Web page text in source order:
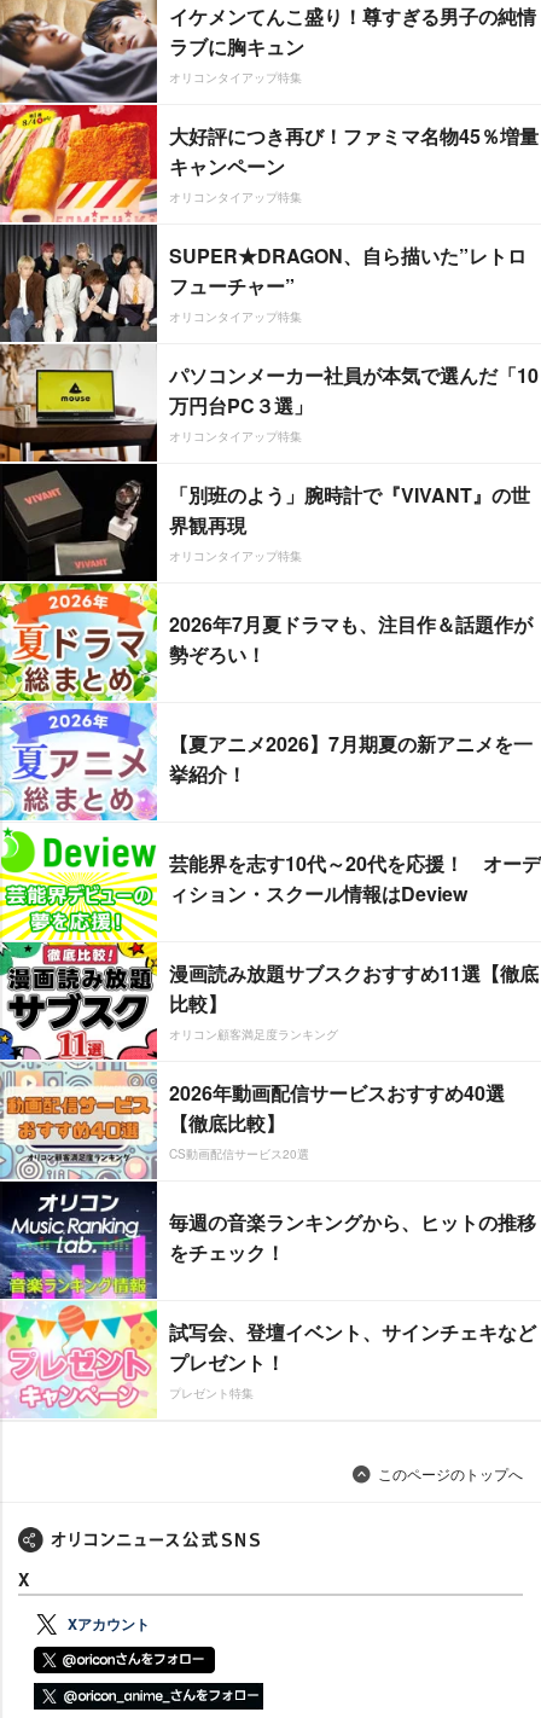
イケメンてんこ盛り！尊すぎる男子の純情
ラブに胸キュン
オリコンタイアップ特集
大好評につき再び！ファミマ名物45％増量
キャンペーン
オリコンタイアップ特集
SUPER★DRAGON、自ら描いた”レトロ
フューチャー”
オリコンタイアップ特集
パソコンメーカー社員が本気で選んだ「10
万円台PC３選」
オリコンタイアップ特集
「別班のよう」腕時計で『VIVANT』の世
界観再現
オリコンタイアップ特集
2026年7月夏ドラマも、注目作＆話題作が
勢ぞろい！
【夏アニメ2026】7月期夏の新アニメを一
挙紹介！
芸能界を志す10代～20代を応援！ オーデ
ィション・スクール情報はDeview
漫画読み放題サブスクおすすめ11選【徹底
比較】
オリコン顧客満足度ランキング
2026年動画配信サービスおすすめ40選
【徹底比較】
CS動画配信サービス20選
毎週の音楽ランキングから、ヒットの推移
をチェック！
試写会、登壇イベント、サインチェキなど
プレゼント！
プレゼント特集
このページのトップへ
X
Xアカウント